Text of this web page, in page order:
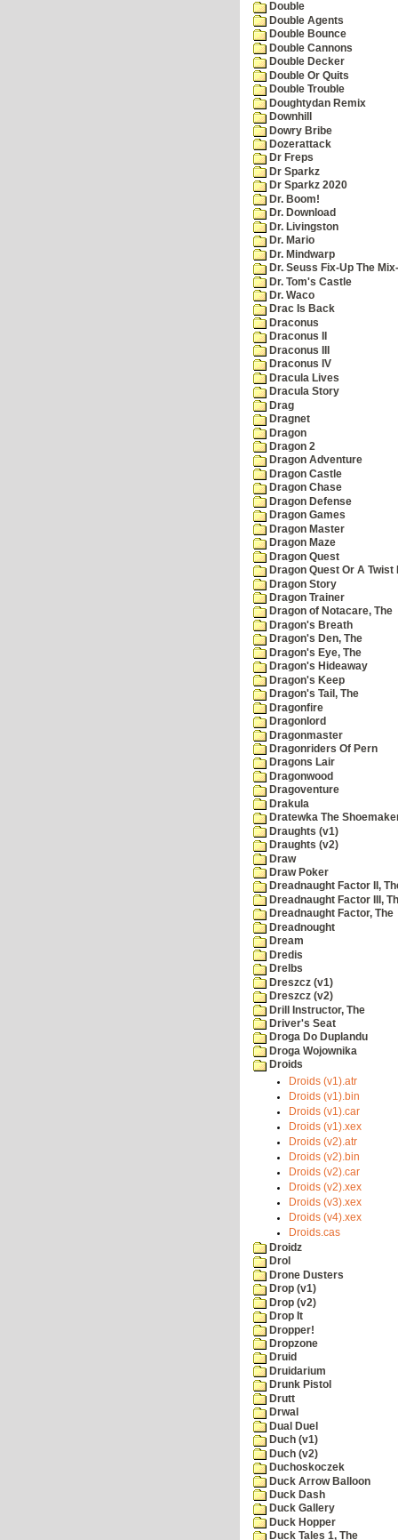
Double
Double Agents
Double Bounce
Double Cannons
Double Decker
Double Or Quits
Double Trouble
Doughtydan Remix
Downhill
Dowry Bribe
Dozerattack
Dr Freps
Dr Sparkz
Dr Sparkz 2020
Dr. Boom!
Dr. Download
Dr. Livingston
Dr. Mario
Dr. Mindwarp
Dr. Seuss Fix-Up The
Dr. Tom's Castle
Dr. Waco
Drac Is Back
Draconus
Draconus II
Draconus III
Draconus IV
Dracula Lives
Dracula Story
Drag
Dragnet
Dragon
Dragon 2
Dragon Adventure
Dragon Castle
Dragon Chase
Dragon Defense
Dragon Games
Dragon Master
Dragon Maze
Dragon Quest
Dragon Quest Or A Twist
Dragon Story
Dragon Trainer
Dragon of Notacare, The
Dragon's Breath
Dragon's Den, The
Dragon's Eye, The
Dragon's Hideaway
Dragon's Keep
Dragon's Tail, The
Dragonfire
Dragonlord
Dragonmaster
Dragonriders Of Pern
Dragons Lair
Dragonwood
Dragoventure
Drakula
Dratewka The
Draughts (v1)
Draughts (v2)
Draw
Draw Poker
Dreadnaught Factor II,
Dreadnaught Factor III,
Dreadnaught Factor, The
Dreadnought
Dream
Dredis
Drelbs
Dreszcz (v1)
Dreszcz (v2)
Drill Instructor, The
Driver's Seat
Droga Do Duplandu
Droga Wojownika
Droids
Droids (v1).atr
Droids (v1).bin
Droids (v1).car
Droids (v1).xex
Droids (v2).atr
Droids (v2).bin
Droids (v2).car
Droids (v2).xex
Droids (v3).xex
Droids (v4).xex
Droids.cas
Droidz
Drol
Drone Dusters
Drop (v1)
Drop (v2)
Drop It
Dropper!
Dropzone
Druid
Druidarium
Drunk Pistol
Drutt
Drwal
Dual Duel
Duch (v1)
Duch (v2)
Duchoskoczek
Duck Arrow Balloon
Duck Dash
Duck Gallery
Duck Hopper
Duck Tales 1, The